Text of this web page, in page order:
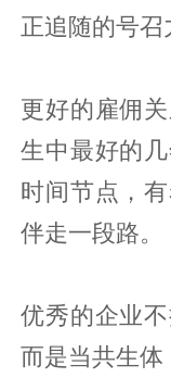
正追随的号召
更好的雇佣
生中最好的
时间节点，
伴走一段路。
优秀的企业
而是当共生体